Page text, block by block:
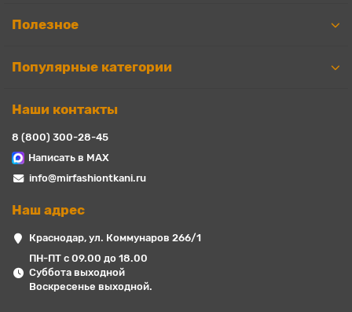
Полезное
Популярные категории
Наши контакты
8 (800) 300-28-45
Написать в MAX
info@mirfashiontkani.ru
Наш адрес
Краснодар, ул. Коммунаров 266/1
ПН-ПТ с 09.00 до 18.00
Суббота выходной
Воскресенье выходной.